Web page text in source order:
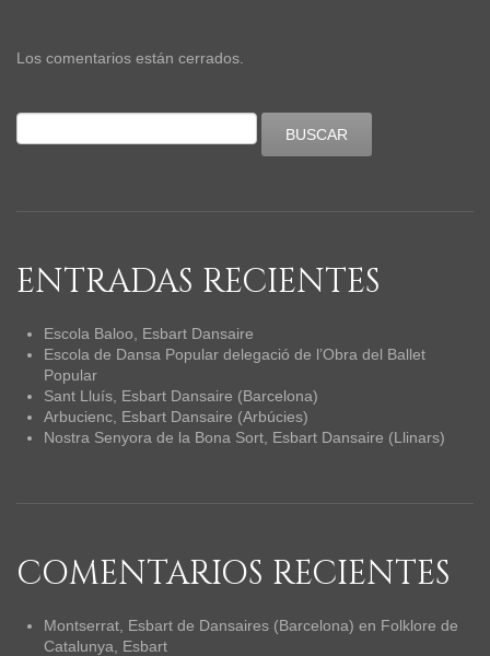
Los comentarios están cerrados.
ENTRADAS RECIENTES
Escola Baloo, Esbart Dansaire
Escola de Dansa Popular delegació de l’Obra del Ballet
Popular
Sant Lluís, Esbart Dansaire (Barcelona)
Arbucienc, Esbart Dansaire (Arbúcies)
Nostra Senyora de la Bona Sort, Esbart Dansaire (Llinars)
COMENTARIOS RECIENTES
Montserrat, Esbart de Dansaires (Barcelona) en Folklore de
Catalunya, Esbart